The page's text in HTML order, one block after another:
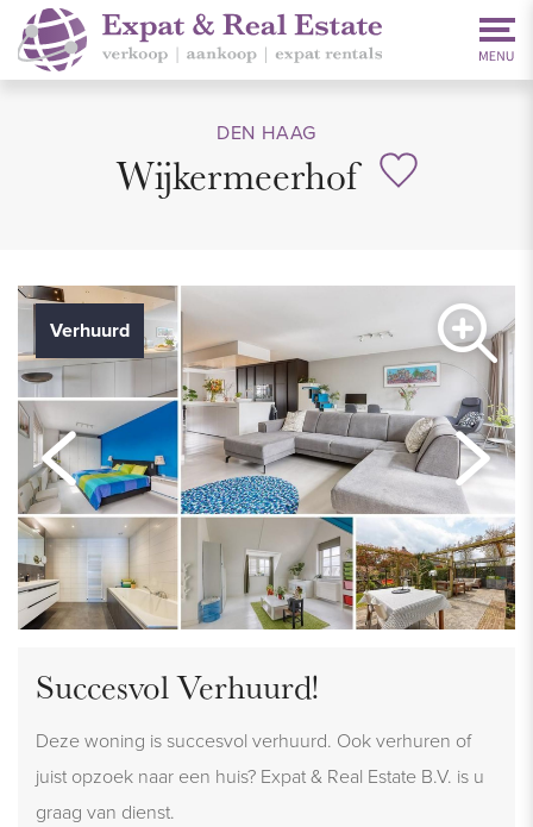
DEN HAAG
Wijkermeerhof
Verhuurd
Succesvol Verhuurd!
Deze woning is succesvol verhuurd. Ook verhuren of
juist opzoek naar een huis? Expat & Real Estate B.V. is u
graag van dienst.